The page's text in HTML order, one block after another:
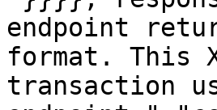
endpoint
format. This
transaction